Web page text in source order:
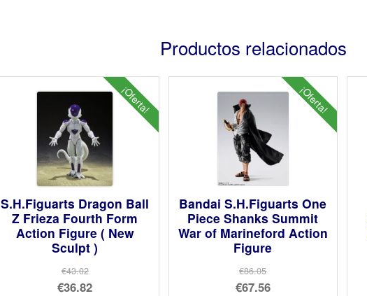
Productos relacionados
¡Oferta!
S.H.Figuarts Dragon Ball
Z Frieza Fourth Form
Action Figure ( New
Sculpt )
€43.02
El
€36.82
¡Oferta!
Bandai S.H.Figuarts One
Piece Shanks Summit
War of Marineford Action
Figure
€86.05
El
€67.56